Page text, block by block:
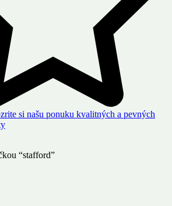
si našu ponuku kvalitných a pevných
“stafford”